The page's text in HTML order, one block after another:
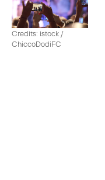
Credits: istock /
ChiccoDodiFC